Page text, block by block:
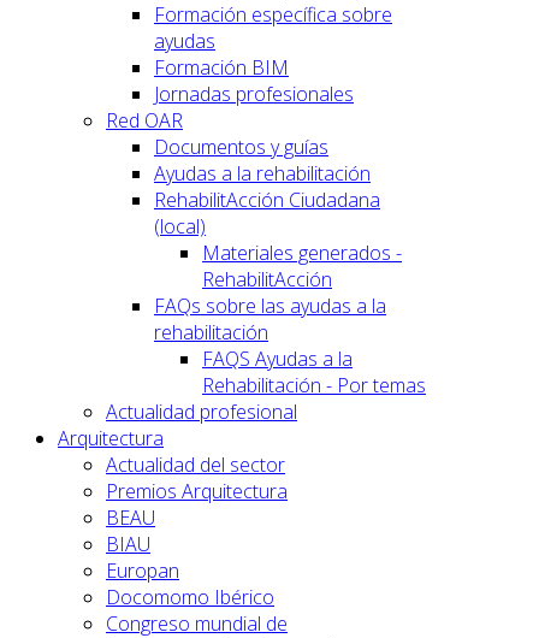
Formación específica sobre
ayudas
Formación BIM
Jornadas profesionales
Red OAR
Documentos y guías
Ayudas a la rehabilitación
RehabilitAcción Ciudadana
(local)
Materiales generados -
RehabilitAcción
FAQs sobre las ayudas a la
rehabilitación
FAQS Ayudas a la
Rehabilitación - Por temas
Actualidad profesional
Arquitectura
Actualidad del sector
Premios Arquitectura
BEAU
BIAU
Europan
Docomomo Ibérico
Congreso mundial de